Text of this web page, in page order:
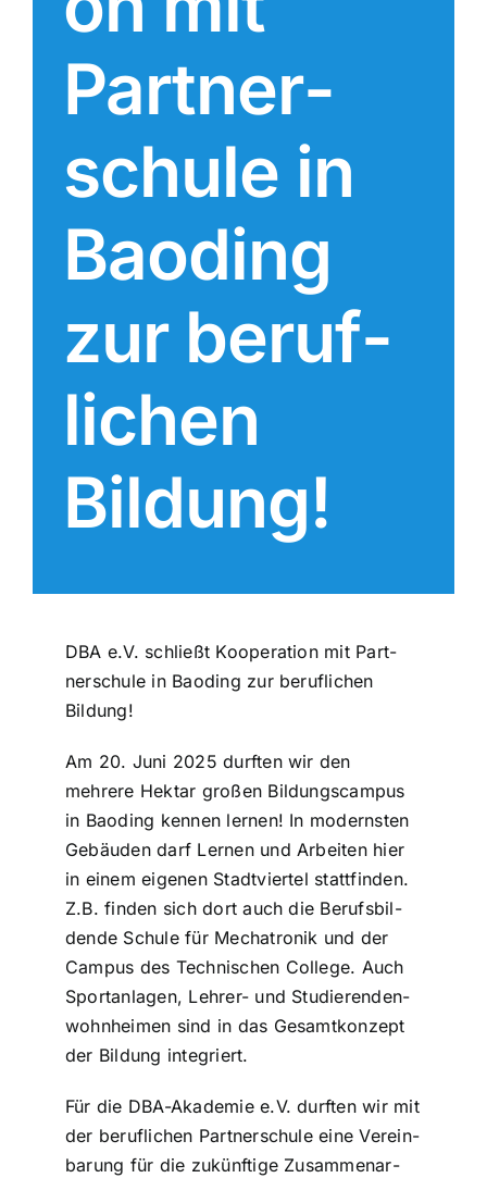
Part­ner­
schu­le in
Baoding
zur beruf­
li­chen
Bildung!
DBA e.V. schließt Koope­ra­ti­on mit Part­
ner­schu­le in Baoding zur beruf­li­chen
Bildung!
Am 20. Juni 2025 durften wir den
mehrere Hektar großen Bil­dungs­cam­pus
in Baoding kennen lernen! In moderns­ten
Gebäuden darf Lernen und Arbeiten hier
in einem eigenen Stadt­vier­tel statt­fin­den.
Z.B. finden sich dort auch die Berufs­bil­
den­de Schule für Mecha­tro­nik und der
Campus des Tech­ni­schen College. Auch
Sport­an­la­gen, Lehrer- und Stu­die­ren­den­
wohn­hei­men sind in das Gesamt­kon­zept
der Bildung inte­griert.
Für die DBA-Akademie e.V. durften wir mit
der beruf­li­chen Part­ner­schu­le eine Ver­ein­
ba­rung für die zukünf­ti­ge Zusam­men­ar­